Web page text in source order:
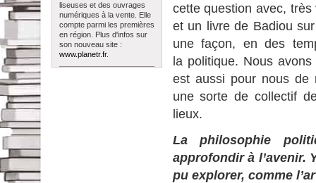
liseuses et des ouvrages
numériques à la vente. Elle
compte parmi les premières
en région. Plus d'infos sur
son nouveau site :
www.planetr.fr.
cette question avec,
et un livre de Badiou
une façon, en des
la politique. Nous
est aussi pour nous de
une sorte de collectif
lieux.
La philosophie
approfondir à l’avenir.
pu explorer, comme